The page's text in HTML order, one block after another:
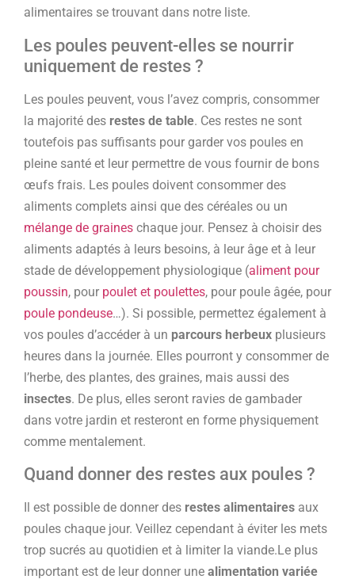
alimentaires se trouvant dans notre liste.
Les poules peuvent-elles se nourrir
uniquement de restes ?
Les poules peuvent, vous l’avez compris, consommer
la majorité des restes de table. Ces restes ne sont
toutefois pas suffisants pour garder vos poules en
pleine santé et leur permettre de vous fournir de bons
œufs frais. Les poules doivent consommer des
aliments complets ainsi que des céréales ou un
mélange de graines chaque jour. Pensez à choisir des
aliments adaptés à leurs besoins, à leur âge et à leur
stade de développement physiologique (aliment pour
poussin, pour poulet et poulettes, pour poule âgée, pour
poule pondeuse…). Si possible, permettez également à
vos poules d’accéder à un parcours herbeux plusieurs
heures dans la journée. Elles pourront y consommer de
l’herbe, des plantes, des graines, mais aussi des
insectes. De plus, elles seront ravies de gambader
dans votre jardin et resteront en forme physiquement
comme mentalement.
Quand donner des restes aux poules ?
Il est possible de donner des restes alimentaires aux
poules chaque jour. Veillez cependant à éviter les mets
trop sucrés au quotidien et à limiter la viande.Le plus
important est de leur donner une alimentation variée